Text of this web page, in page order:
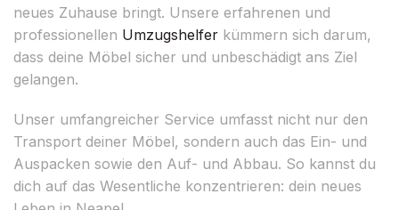
neues Zuhause bringt. Unsere erfahrenen und
professionellen Umzugshelfer kümmern sich darum,
dass deine Möbel sicher und unbeschädigt ans Ziel
gelangen.
Unser umfangreicher Service umfasst nicht nur den
Transport deiner Möbel, sondern auch das Ein- und
Auspacken sowie den Auf- und Abbau. So kannst du
dich auf das Wesentliche konzentrieren: dein neues